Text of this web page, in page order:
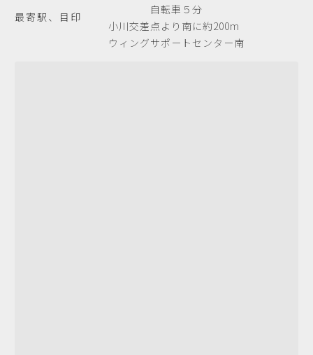
最寄駅、目印
自転車５分
小川交差点より南に約200m
ウィングサポートセンター南